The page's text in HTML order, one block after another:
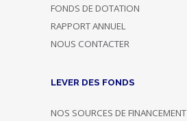
FONDS DE DOTATION
RAPPORT ANNUEL
NOUS CONTACTER
LEVER DES FONDS
NOS SOURCES DE FINANCEMENT